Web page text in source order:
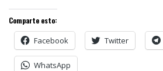
Comparte esto:
Facebook Twitter
WhatsApp